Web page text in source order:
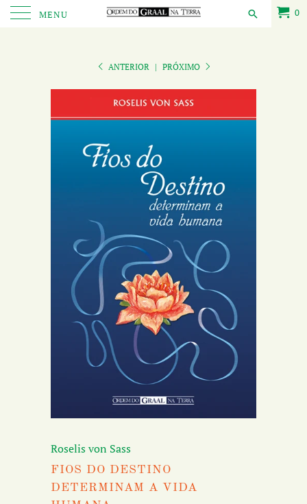
MENU 0
ANTERIOR | PRÓXIMO
Roselis von Sass
FIOS DO DESTINO
DETERMINAM A VIDA